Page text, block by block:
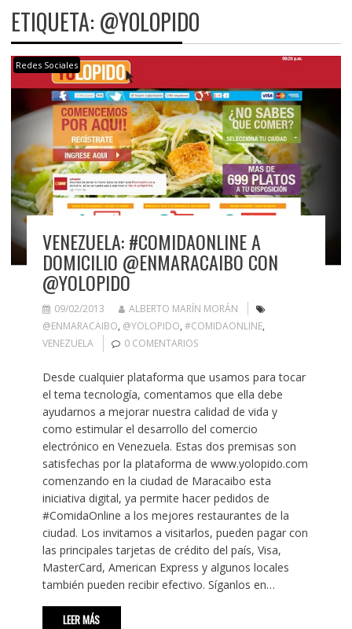
ETIQUETA: @YOLOPIDO
Redes Sociales
VENEZUELA: #COMIDAONLINE A
DOMICILIO @ENMARACAIBO CON
@YOLOPIDO
09/02/2013
ALBERTO MARÍN MORÁN
@ENMARACAIBO, @YOLOPIDO, #COMIDAONLINE,
VENEZUELA
0 COMENTARIOS
Desde cualquier plataforma que usamos para tocar
el tema tecnología, comentamos que ella debe
ayudarnos a mejorar nuestra calidad de vida y
como estimular el desarrollo del comercio
electrónico en Venezuela. Estas dos premisas son
satisfechas por la plataforma de www.yolopido.com
comenzando en la ciudad de Maracaibo esta
iniciativa digital, ya permite hacer pedidos de
#ComidaOnline a los mejores restaurantes de la
ciudad. Los invitamos a visitarlos, pueden pagar con
las principales tarjetas de crédito del país, Visa,
MasterCard, American Express y algunos locales
también pueden recibir efectivo. Síganlos en…
LEER MÁS